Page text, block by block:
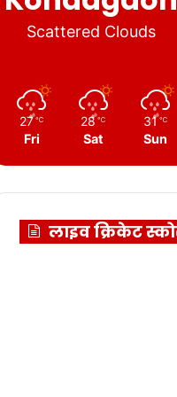
Scattered Clouds
27 ℃
Fri
28 ℃
Sat
31 ℃
Sun
लाइव क्रिकेट